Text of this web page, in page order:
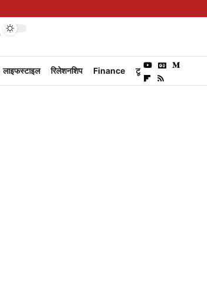
लाइफस्टाइल रिलेशनशिप Finance टूरिज्म